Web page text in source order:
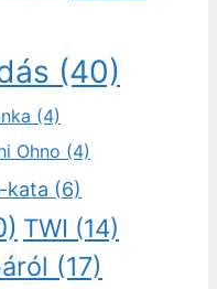
(40)
(4)
Ohno (4)
kata (6)
TWI (14)
(17)